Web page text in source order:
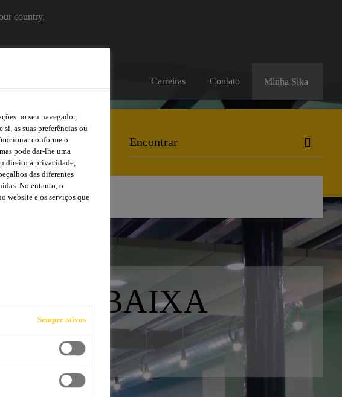
country.
Carreiras Contato Minha Sika
Comercial
BAIXA
no seu navegador,
as suas preferências ou
conforme o
pode dar-lhe uma
direito à privacidade,
das diferentes
No entanto, o
website e os serviços que
Sempre ativos